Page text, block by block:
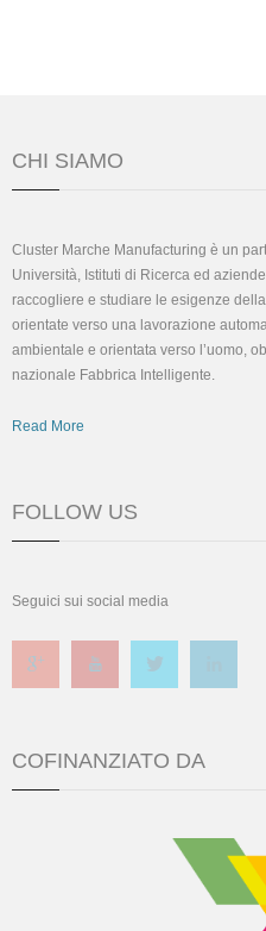
CHI SIAMO
Cluster Marche Manufacturing è un
Università, Istituti di Ricerca ed
raccogliere e studiare le esigenze
orientate verso una lavorazione
ambientale e orientata verso l’uomo,
nazionale Fabbrica Intelligente.
Read More
FOLLOW US
Seguici sui social media
COFINANZIATO DA